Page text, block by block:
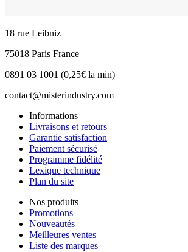
18 rue Leibniz
75018 Paris France
0891 03 1001 (0,25€ la min)
contact@misterindustry.com
Informations
Livraisons et retours
Garantie satisfaction
Paiement sécurisé
Programme fidélité
Lexique technique
Plan du site
Nos produits
Promotions
Nouveautés
Meilleures ventes
Liste des marques